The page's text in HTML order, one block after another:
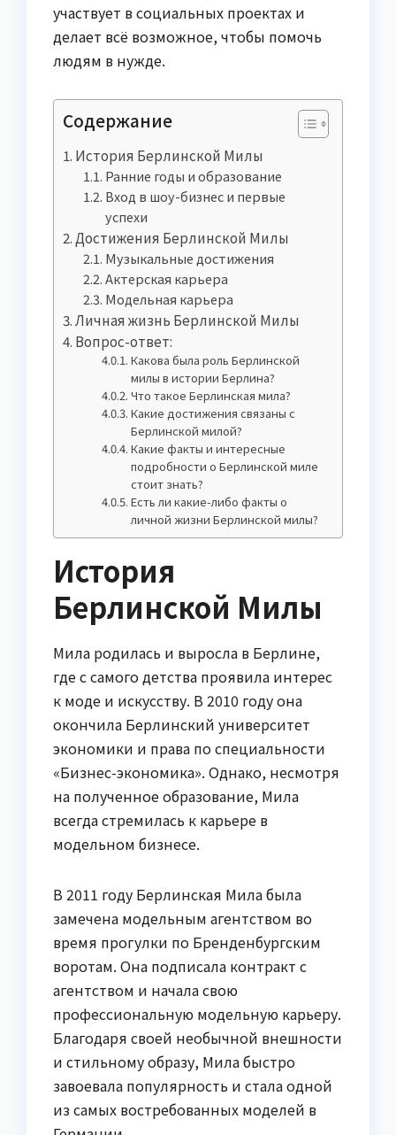
участвует в социальных проектах и
делает всё возможное, чтобы помочь
людям в нужде.
Содержание
История Берлинской Милы
Ранние годы и образование
Вход в шоу-бизнес и первые
успехи
Достижения Берлинской Милы
Музыкальные достижения
Актерская карьера
Модельная карьера
Личная жизнь Берлинской Милы
Вопрос-ответ:
Какова была роль Берлинской
милы в истории Берлина?
Что такое Берлинская мила?
Какие достижения связаны с
Берлинской милой?
Какие факты и интересные
подробности о Берлинской миле
стоит знать?
Есть ли какие-либо факты о
личной жизни Берлинской милы?
История
Берлинской Милы
Мила родилась и выросла в Берлине,
где с самого детства проявила интерес
к моде и искусству. В 2010 году она
окончила Берлинский университет
экономики и права по специальности
«Бизнес-экономика». Однако, несмотря
на полученное образование, Мила
всегда стремилась к карьере в
модельном бизнесе.
В 2011 году Берлинская Мила была
замечена модельным агентством во
время прогулки по Бренденбургским
воротам. Она подписала контракт с
агентством и начала свою
профессиональную модельную карьеру.
Благодаря своей необычной внешности
и стильному образу, Мила быстро
завоевала популярность и стала одной
из самых востребованных моделей в